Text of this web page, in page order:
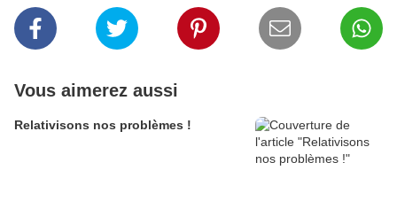
Vous aimerez aussi
Relativisons nos problèmes !